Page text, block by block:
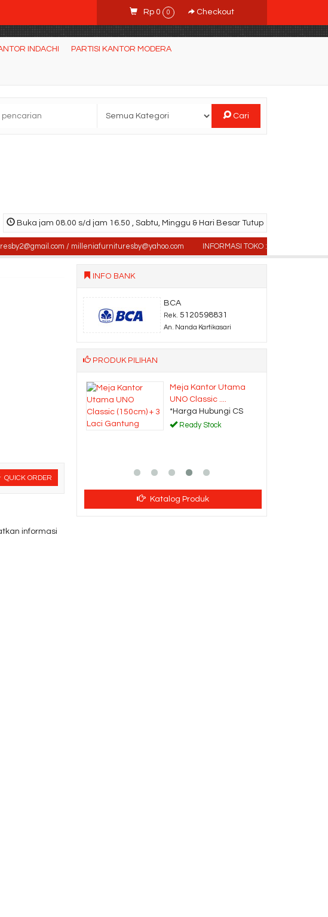
Rp 0 0 Checkout
INDACHI PARTISI KANTOR MODERA
Cari
Buka jam 08.00 s/d jam 16.50 , Sabtu, Minggu & Hari Besar Tutup
/ milleniafurnituresby@yahoo.com INFORMASI TOKO : Jl. Sidosermo II / 76
QUICK ORDER
informasi
INFO BANK
BCA
Rek. 5120598831
An. Nanda Kartikasari
PRODUK PILIHAN
CS
Meja Kantor Utama
UNO Classic ....
*Harga Hubungi CS
Ready Stock
Katalog Produk